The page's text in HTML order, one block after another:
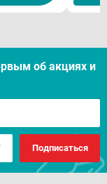
об акцияx и
Подписаться